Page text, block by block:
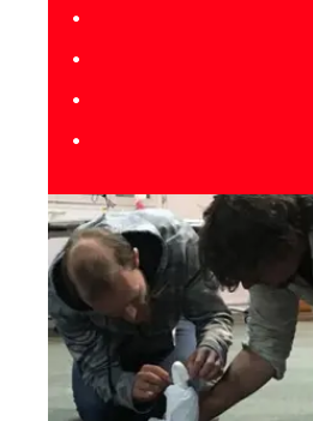
•
•
•
•